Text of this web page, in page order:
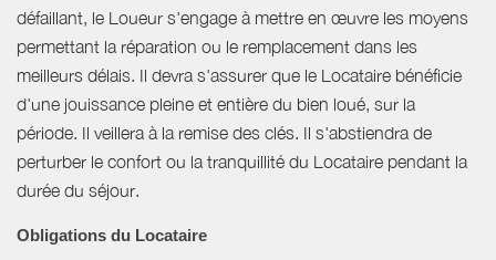
défaillant, le Loueur s'engage à mettre en œuvre les moyens
permettant la réparation ou le remplacement dans les
meilleurs délais. Il devra s'assurer que le Locataire bénéficie
d'une jouissance pleine et entière du bien loué, sur la
période. Il veillera à la remise des clés. Il s'abstiendra de
perturber le confort ou la tranquillité du Locataire pendant la
durée du séjour.
Obligations du Locataire